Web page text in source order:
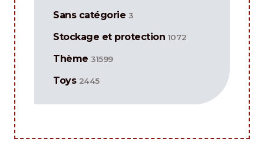
Sans catégorie 3
Stockage et protection 1072
Thème 31599
Toys 2445